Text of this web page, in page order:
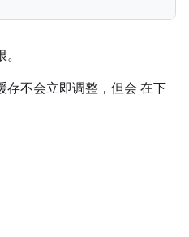
存不会立即调整，但会 在下